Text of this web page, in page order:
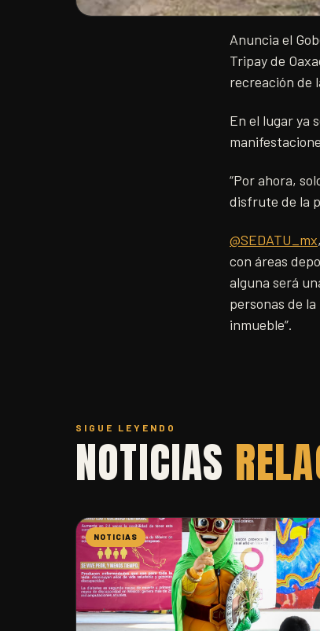
Anuncia el
Tripay de
recreación de
En el lugar ya
“Por ahora,
disfrute de la
@SEDATU_mx
con áreas
alguna será
personas de
inmueble”.
SIGUE LEYENDO
NOTICIAS
NOTICIAS